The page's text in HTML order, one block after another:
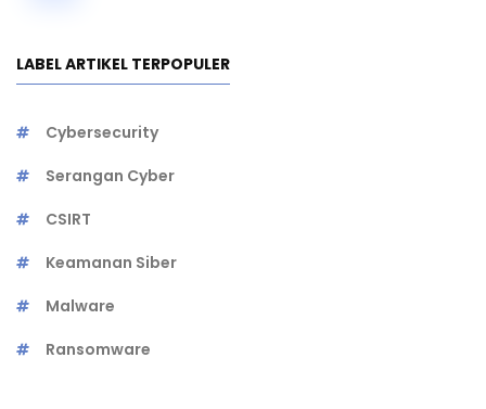
LABEL ARTIKEL TERPOPULER
Cybersecurity
Serangan Cyber
CSIRT
Keamanan Siber
Malware
Ransomware